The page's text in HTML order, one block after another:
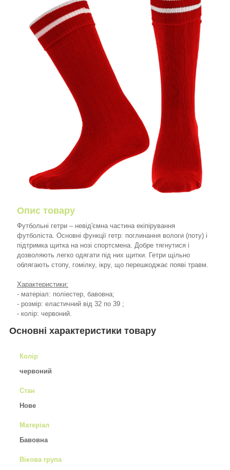
Опис товару
Футбольні гетри – невід'ємна частина екіпірування
футболіста. Основні функції гетр: поглинання вологи (поту) і
підтримка щитка на нозі спортсмена. Добре тягнутися і
дозволяють легко одягати під них щитки. Гетри щільно
облягають стопу, гомілку, ікру, що перешкоджає появі травм.
Характеристики:
- матеріал: поліестер, бавовна;
- розмір: еластичний від 32 по 39 ;
- колір: червоний.
Основні характеристики товару
Колір
червоний
Стан
Нове
Матеріал
Бавовна
Вікова група